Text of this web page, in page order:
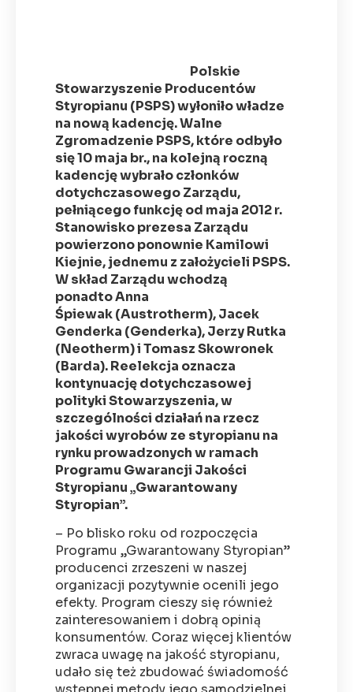
Polskie
Stowarzyszenie Producentów
Styropianu (PSPS) wyłoniło władze
na nową kadencję. Walne
Zgromadzenie PSPS, które odbyło
się 10 maja br., na kolejną roczną
kadencję wybrało członków
dotychczasowego Zarządu,
pełniącego funkcję od maja 2012 r.
Stanowisko prezesa Zarządu
powierzono ponownie Kamilowi
Kiejnie, jednemu z założycieli PSPS.
W skład Zarządu wchodzą
ponadto Anna
Śpiewak (Austrotherm), Jacek
Genderka (Genderka), Jerzy Rutka
(Neotherm) i Tomasz Skowronek
(Barda). Reelekcja oznacza
kontynuację dotychczasowej
polityki Stowarzyszenia, w
szczególności działań na rzecz
jakości wyrobów ze styropianu na
rynku prowadzonych w ramach
Programu Gwarancji Jakości
Styropianu „Gwarantowany
Styropian”.
– Po blisko roku od rozpoczęcia
Programu „Gwarantowany Styropian”
producenci zrzeszeni w naszej
organizacji pozytywnie ocenili jego
efekty. Program cieszy się również
zainteresowaniem i dobrą opinią
konsumentów. Coraz więcej klientów
zwraca uwagę na jakość styropianu,
udało się też zbudować świadomość